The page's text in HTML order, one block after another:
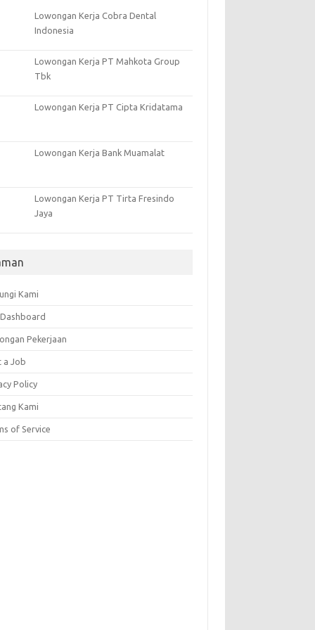
Lowongan Kerja Cobra Dental
Indonesia
Lowongan Kerja PT Mahkota Group
Tbk
Lowongan Kerja PT Cipta Kridatama
Lowongan Kerja Bank Muamalat
Lowongan Kerja PT Tirta Fresindo
Jaya
Kami
Pekerjaan
a Job
Policy
Kami
of Service